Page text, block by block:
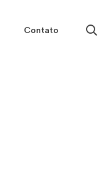
Contato